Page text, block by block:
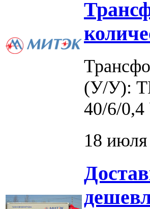
(У/У):
40/6/
18 июля